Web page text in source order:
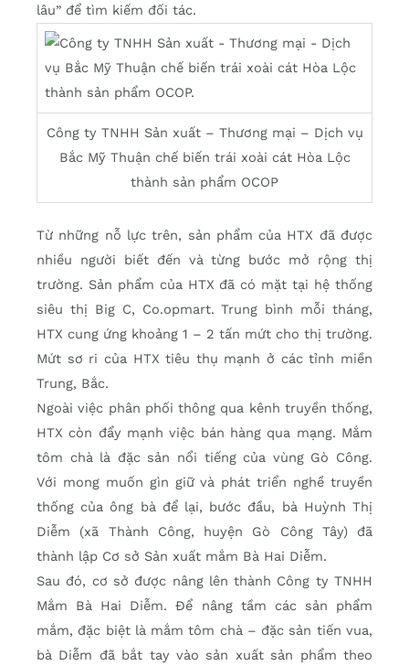
lâu” để tìm kiếm đối tác.
Công ty TNHH Sản xuất – Thương mại – Dịch vụ
Bắc Mỹ Thuận chế biến trái xoài cát Hòa Lộc
thành sản phẩm OCOP
Từ những nỗ lực trên, sản phẩm của HTX đã được
nhiều người biết đến và từng bước mở rộng thị
trường. Sản phẩm của HTX đã có mặt tại hệ thống
siêu thị Big C, Co.opmart. Trung bình mỗi tháng,
HTX cung ứng khoảng 1 – 2 tấn mứt cho thị trường.
Mứt sơ ri của HTX tiêu thụ mạnh ở các tỉnh miền
Trung, Bắc.
Ngoài việc phân phối thông qua kênh truyền thống,
HTX còn đẩy mạnh việc bán hàng qua mạng. Mắm
tôm chà là đặc sản nổi tiếng của vùng Gò Công.
Với mong muốn gìn giữ và phát triển nghề truyền
thống của ông bà để lại, bước đầu, bà Huỳnh Thị
Diễm (xã Thành Công, huyện Gò Công Tây) đã
thành lập Cơ sở Sản xuất mắm Bà Hai Diễm.
Sau đó, cơ sở được nâng lên thành Công ty TNHH
Mắm Bà Hai Diễm. Để nâng tầm các sản phẩm
mắm, đặc biệt là mắm tôm chà – đặc sản tiến vua,
bà Diễm đã bắt tay vào sản xuất sản phẩm theo